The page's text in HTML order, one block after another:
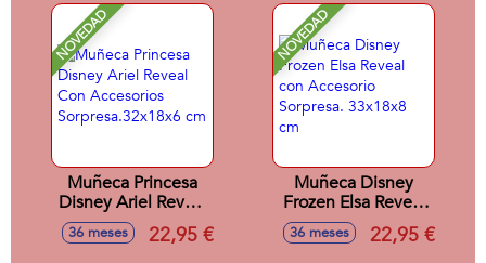
Sorpresas.
NOVEDAD
Muñeca Princesa
Disney Ariel Reveal
Con Accesorios
Sorpresa.32x18x6
36 meses 22,95 €
NOVEDAD
Muñeca Disney
Frozen Elsa Reveal
con Accesorio
Sorpresa. 33x18x8
36 meses 22,95 €